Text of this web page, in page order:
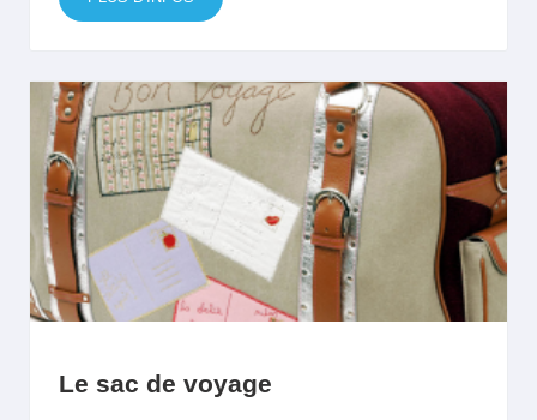
Le sac de voyage